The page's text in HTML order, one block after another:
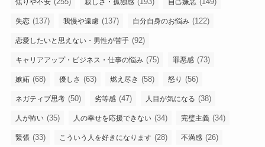
失恋 (137) 我慢や遠慮 (137) 自分自身のお悩み (122)
恋愛したいと思えない・男性が苦手 (92)
キャリアアップ・ビジネス・仕事の悩み (75) 罪悪感 (73)
嫉妬 (68) 優しさ (63) 燃え尽き (58) 怒り (56)
ネガティブ思考 (50) 劣等感 (47) 人目が気になる (38)
人が怖い (35) 人の幸せを応援できない (34) 完璧主義 (34)
緊張 (33) こういう人を好きになります (28) 不満感 (26)